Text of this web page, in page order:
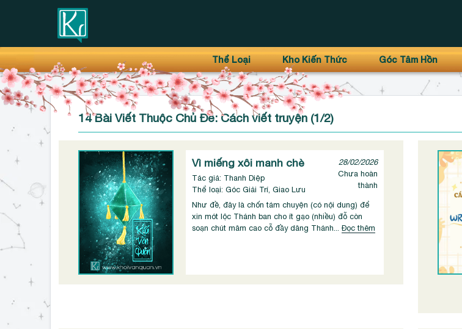
qua
Thanh điều hướng trên
Thể Loại Kho Kiến Thức Góc Tâm Hồn
14 Bài Viết Thuộc Chủ Đề: Cách viết truyện (1/2)
Vì miếng xôi manh chè
Tác giả: Thanh Diệp
Thể loại: Góc Giải Trí, Giao Lưu
28/02/2026
Chưa hoàn
thành
Như đề, đây là chốn tám chuyện (có nội dung) để
xin mót lộc Thánh ban cho ít gạo (nhiều) đỗ còn
soạn chút mâm cao cỗ đầy dâng Thánh... Đọc thêm